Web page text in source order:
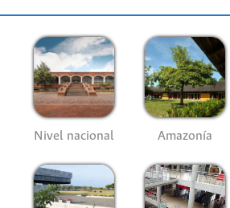
Nivel nacional Amazonía